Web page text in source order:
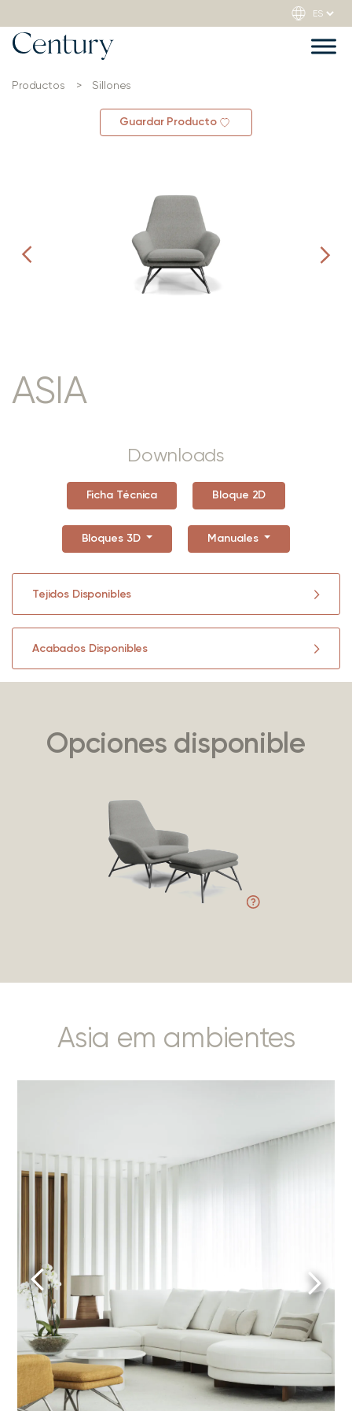
Productos > Sillones
Guardar Producto
ASIA
Downloads
Ficha Técnica Bloque 2D
Bloques 3D Manuales
Tejidos Disponibles
Acabados Disponibles
Opciones disponible
Asia em ambientes